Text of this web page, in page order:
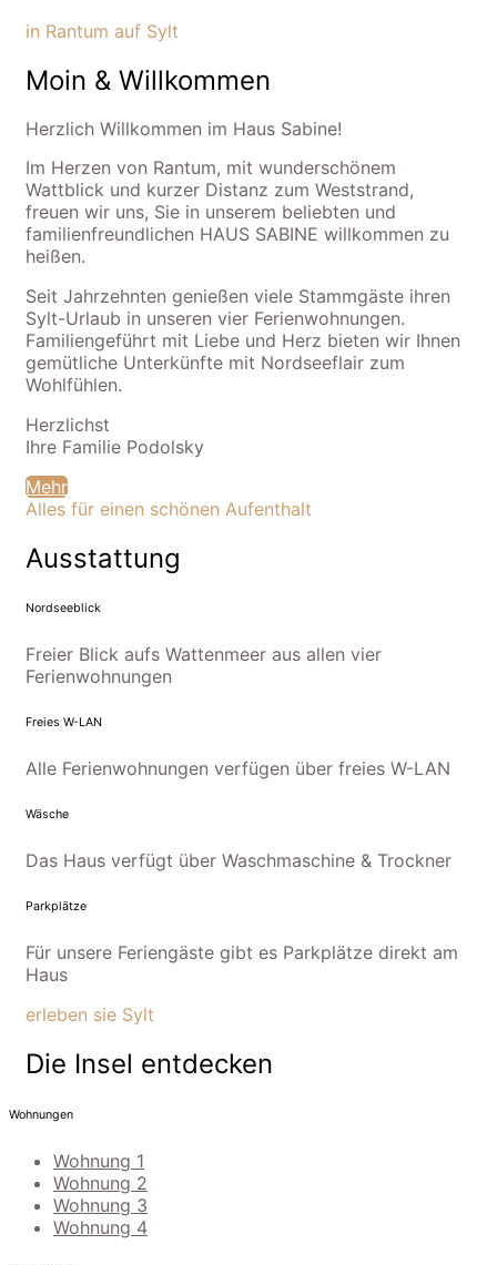
in Rantum auf Sylt
Moin & Willkommen
Herzlich Willkommen im Haus Sabine!
Im Herzen von Rantum, mit wunderschönem
Wattblick und kurzer Distanz zum Weststrand,
freuen wir uns, Sie in unserem beliebten und
familienfreundlichen HAUS SABINE willkommen zu
heißen.
Seit Jahrzehnten genießen viele Stammgäste ihren
Sylt-Urlaub in unseren vier Ferienwohnungen.
Familiengeführt mit Liebe und Herz bieten wir Ihnen
gemütliche Unterkünfte mit Nordseeflair zum
Wohlfühlen.
Herzlichst
Ihre Familie Podolsky
Mehr
Alles für einen schönen Aufenthalt
Ausstattung
Nordseeblick
Freier Blick aufs Wattenmeer aus allen vier
Ferienwohnungen
Freies W-LAN
Alle Ferienwohnungen verfügen über freies W-LAN
Wäsche
Das Haus verfügt über Waschmaschine & Trockner
Parkplätze
Für unsere Feriengäste gibt es Parkplätze direkt am
Haus
erleben sie Sylt
Die Insel entdecken
Wohnungen
Wohnung 1
Wohnung 2
Wohnung 3
Wohnung 4